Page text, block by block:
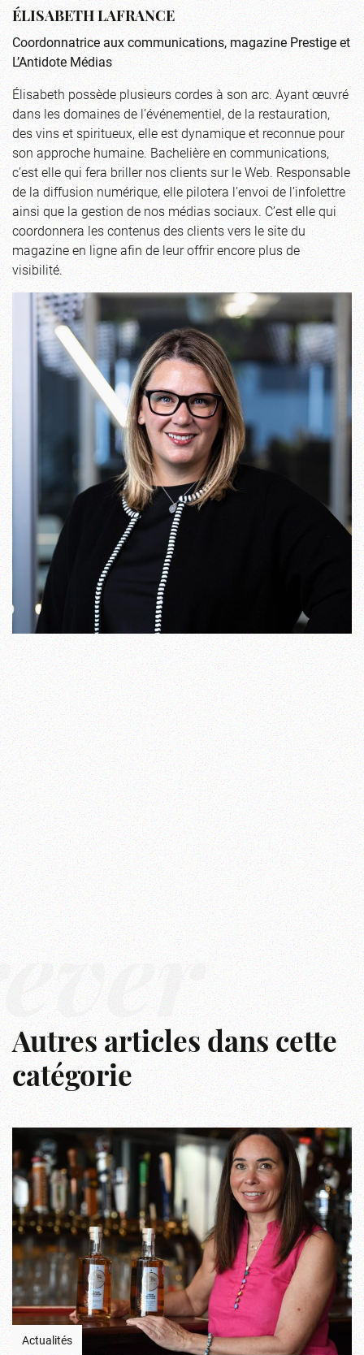
ÉLISABETH LAFRANCE
Coordonnatrice aux communications, magazine Prestige et
L’Antidote Médias
Élisabeth possède plusieurs cordes à son arc. Ayant œuvré
dans les domaines de l’événementiel, de la restauration,
des vins et spiritueux, elle est dynamique et reconnue pour
son approche humaine. Bachelière en communications,
c’est elle qui fera briller nos clients sur le Web. Responsable
de la diffusion numérique, elle pilotera l’envoi de l’infolettre
ainsi que la gestion de nos médias sociaux. C’est elle qui
coordonnera les contenus des clients vers le site du
magazine en ligne afin de leur offrir encore plus de
visibilité.
Autres articles dans cette
catégorie
Actualités